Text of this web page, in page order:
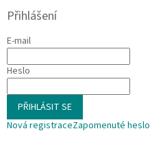
Přihlášení
E-mail
Heslo
PŘIHLÁSIT SE
Nová registraceZapomenuté heslo